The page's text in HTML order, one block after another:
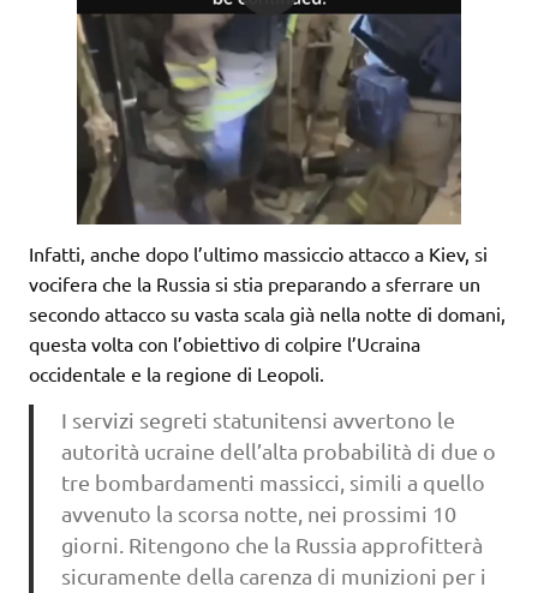
Infatti, anche dopo l’ultimo massiccio attacco a Kiev, si
vocifera che la Russia si stia preparando a sferrare un
secondo attacco su vasta scala già nella notte di domani,
questa volta con l’obiettivo di colpire l’Ucraina
occidentale e la regione di Leopoli.
I servizi segreti statunitensi avvertono le
autorità ucraine dell’alta probabilità di due o
tre bombardamenti massicci, simili a quello
avvenuto la scorsa notte, nei prossimi 10
giorni. Ritengono che la Russia approfitterà
sicuramente della carenza di munizioni per i